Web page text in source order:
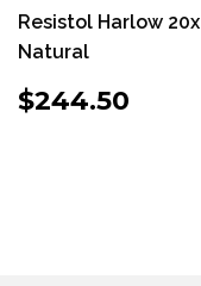
Resistol Harlow 20x
Natural
PRECIO
HABITUAL
$244.50